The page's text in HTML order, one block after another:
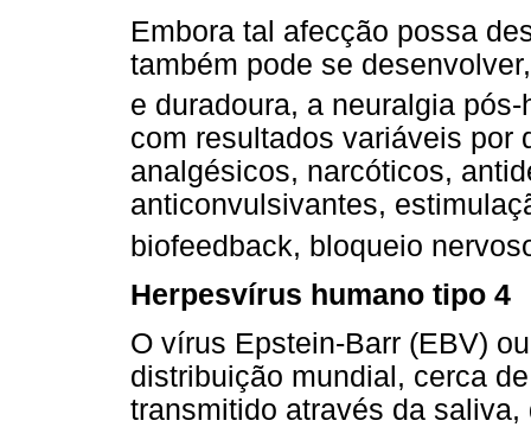
Embora tal afecção possa
também pode se
e duradoura, a neuralgia pós-
com resultados variáveis por
analgésicos, narcóticos,
anticonvulsivantes,
biofeedback, bloqueio
Herpesvírus humano tipo 4
O vírus Epstein-Barr (EBV)
distribuição mundial, cerca
transmitido através da